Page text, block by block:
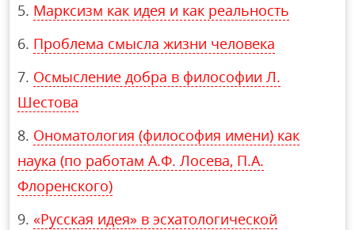
Марксизм как идея и как реальность
Проблема смысла жизни человека
Осмысление добра в философии Л.
Шестова
Ономатология (философия имени) как
наука (по работам А.Ф. Лосева, П.А.
Флоренского)
«Русская идея» в эсхатологической